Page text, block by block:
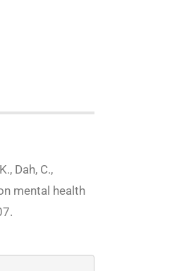
Dah, C.,
mental health